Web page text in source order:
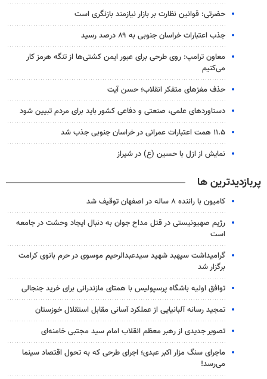
حضرتی: قوانین نظارت بر بازار نیازمند بازنگری است
جذب اعتبارات خراسان جنوبی به ۸۹ درصد رسید
معاون ترامپ: روی طرحی برای عبور ایمن کشتی‌ها از تنگه هرمز کار
می‌کنیم
حذف مغزهای متفکر انقلاب؛ حسن آیت
دستاوردهای علمی، صنعتی و دفاعی کشور باید برای مردم تبیین شود
۱۱.۵ همت اعتبارات عمرانی در خراسان جنوبی جذب شد
نمایش از ازل با حسین (ع) در شیراز
پربازدیدترین ها
کامیون با راننده ۸ ساله در اصفهان توقیف شد
رژیم صهیونیستی در قتل مداح جوان به دنبال ایجاد وحشت در جامعه
است
گرامیداشت سپهبد شهید سیدعبدالرحیم موسوی در حرم بانوی کرامت
برگزار شد
توافق اولیه باشگاه پرسپولیس با همتای مازندرانی برای خرید جنجالی
تمجید رسانه آلبانیایی از عملکرد آسانی مقابل استقلال خوزستان
تصویر جدیدی از رهبر معظم انقلاب امام سید مجتبی خامنه‌ای
ماجرای سنگ مزار اکبر عبدی؛ اجرای طرحی که به تحول اقتصاد سینما
می‌رسد!